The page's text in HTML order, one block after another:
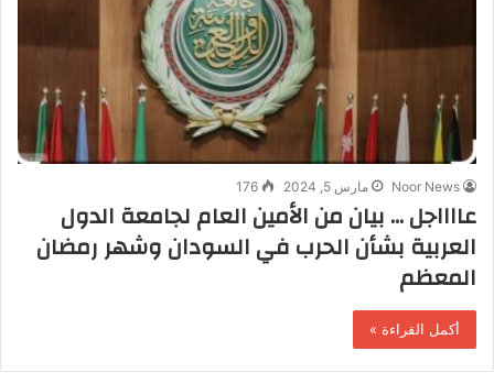
Noor News مارس 5, 2024 176
عااااجل … بيان من الأمين العام لجامعة الدول
العربية بشأن الحرب في السودان وشهر رمضان
المعظم
أكمل القراءة »